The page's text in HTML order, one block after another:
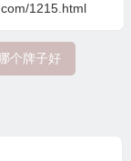
1215.html
个牌子好